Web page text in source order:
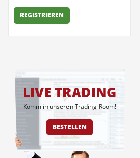
REGISTRIEREN
LIVE TRADING
Komm in unseren Trading-Room!
BESTELLEN